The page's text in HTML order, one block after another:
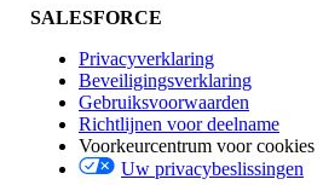
Invloed op functies
Edition
SALESFORCE
Privacyverklaring
Beveiligingsverklaring
Gebruiksvoorwaarden
Richtlijnen voor deelname
Voorkeurcentrum voor cookies
Uw privacybeslissingen